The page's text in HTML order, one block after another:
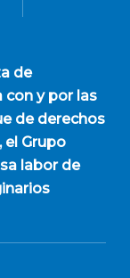
de
y por las
de derechos
el Grupo
labor de